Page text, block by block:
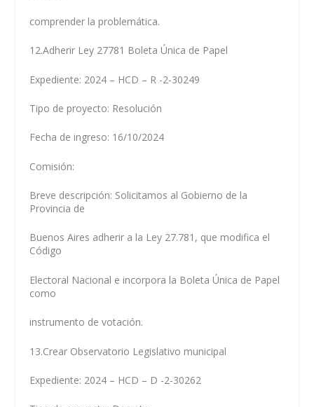
comprender la problemática.
12.Adherir Ley 27781 Boleta Única de Papel
Expediente: 2024 – HCD – R -2-30249
Tipo de proyecto: Resolución
Fecha de ingreso: 16/10/2024
Comisión:
Breve descripción: Solicitamos al Gobierno de la
Provincia de
Buenos Aires adherir a la Ley 27.781, que modifica el
Código
Electoral Nacional e incorpora la Boleta Única de Papel
como
instrumento de votación.
13.Crear Observatorio Legislativo municipal
Expediente: 2024 – HCD – D -2-30262